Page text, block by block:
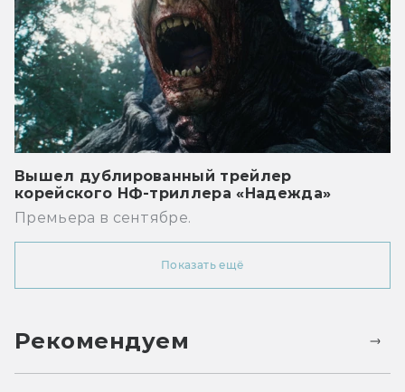
Вышел дублированный трейлер
корейского НФ-триллера «Надежда»
Премьера в сентябре.
Показать ещё
Рекомендуем